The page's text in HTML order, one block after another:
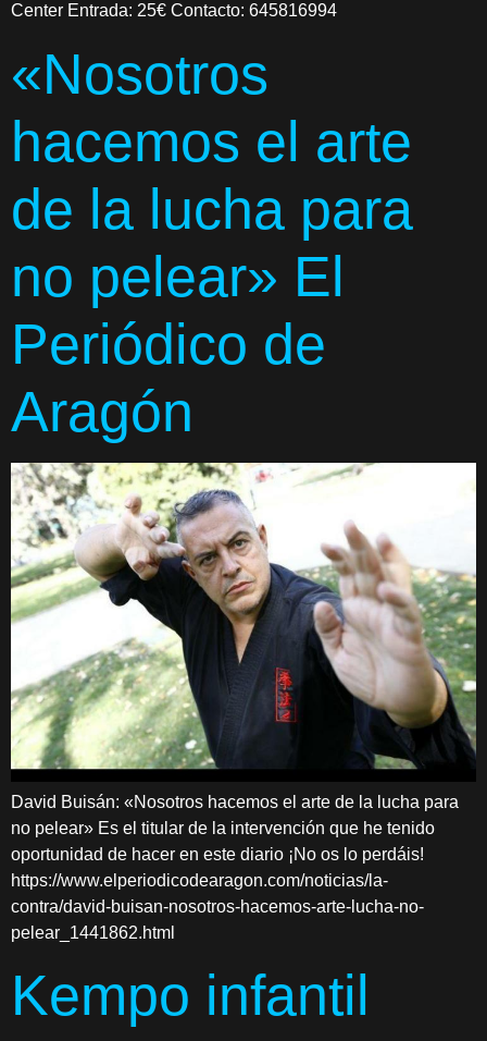
Center Entrada: 25€ Contacto: 645816994
«Nosotros
hacemos el arte
de la lucha para
no pelear» El
Periódico de
Aragón
David Buisán: «Nosotros hacemos el arte de la lucha para
no pelear» Es el titular de la intervención que he tenido
oportunidad de hacer en este diario ¡No os lo perdáis!
https://www.elperiodicodearagon.com/noticias/la-
contra/david-buisan-nosotros-hacemos-arte-lucha-no-
pelear_1441862.html
Kempo infantil